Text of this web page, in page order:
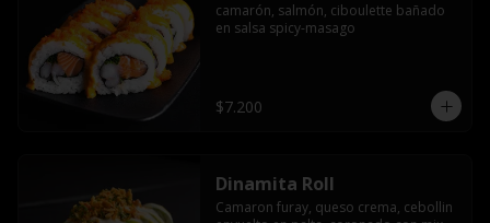
camarón, salmón, ciboulette bañado
en salsa spicy-masago
$7.200
Dinamita Roll
Camaron furay, queso crema, cebollin